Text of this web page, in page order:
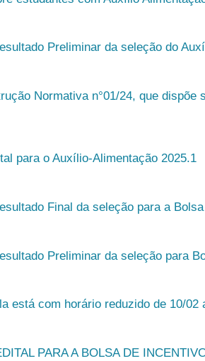
Preliminar da seleção do
Normativa n°01/24, que
para o Auxílio-Alimentação 2025.1
Final da seleção para a
Preliminar da seleção para
está com horário reduzido de 10/
PARA A BOLSA DE